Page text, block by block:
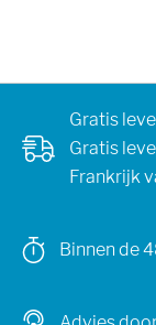
Gratis
Gratis
Frankrijk
Binnen de